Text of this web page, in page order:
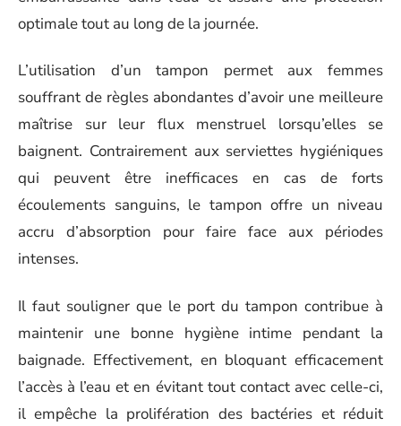
optimale tout au long de la journée.
L’utilisation d’un tampon permet aux femmes
souffrant de règles abondantes d’avoir une meilleure
maîtrise sur leur flux menstruel lorsqu’elles se
baignent. Contrairement aux serviettes hygiéniques
qui peuvent être inefficaces en cas de forts
écoulements sanguins, le tampon offre un niveau
accru d’absorption pour faire face aux périodes
intenses.
Il faut souligner que le port du tampon contribue à
maintenir une bonne hygiène intime pendant la
baignade. Effectivement, en bloquant efficacement
l’accès à l’eau et en évitant tout contact avec celle-ci,
il empêche la prolifération des bactéries et réduit